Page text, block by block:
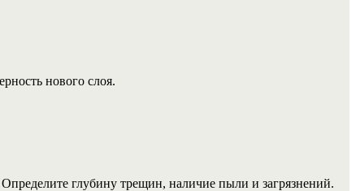
нового слоя.
глубину трещин, наличие пыли и загрязнений.